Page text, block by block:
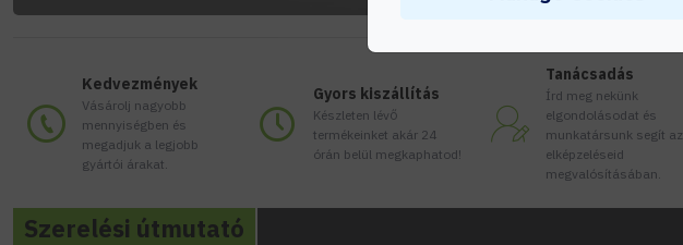
Kedvezmények
Vásárolj nagyobb
mennyiségben és
megadjuk a legjobb
gyártói árakat.
Gyors kiszállítás
Készleten lévő
termékeinket akár 24
órán belül megkaphatod!
Tanácsadás
Írd meg nekünk
elgondolásodat és
munkatársunk segít az
elképzeléseid
megvalósításában.
Szerelési útmutató